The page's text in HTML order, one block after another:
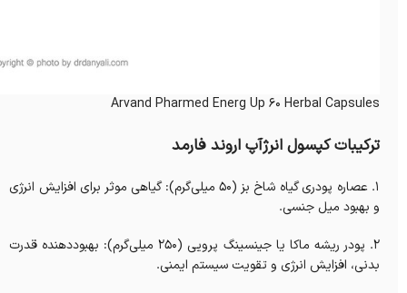
Arvand Pharmed Energ Up 60 Herbal Capsules
ترکیبات کپسول انرژآپ اروند فارمد
1. عصاره پودری گیاه شاخ بز (۵۰ میلی‌گرم): گیاهی موثر برای افزایش انرژی
و بهبود میل جنسی.
2. پودر ریشه ماکا یا جینسینگ پرویی (۲۵۰ میلی‌گرم): بهبوددهنده قدرت
بدنی، افزایش انرژی و تقویت سیستم ایمنی.